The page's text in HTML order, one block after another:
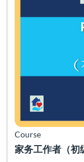
家务工作者（初
Course